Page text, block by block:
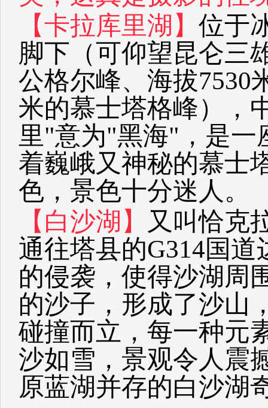
【卡拉库里湖】 位于
脚下（可仰望昆仑三
公格尔峰、海拔7530
米的慕士塔格峰），
里"意为"黑海"，是一
着巍峨又神秘的慕士
色，景色十分迷人。
【白沙湖】
又叫恰克
通往塔县的G314国
的侵袭，使得沙湖周
的沙子，形成了沙山
碰撞而立，每一种元
沙如雪，景观令人震
原蓝湖并存的白沙湖